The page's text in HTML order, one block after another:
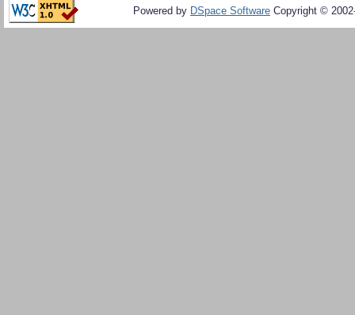
Powered by DSpace Software Copyright ©